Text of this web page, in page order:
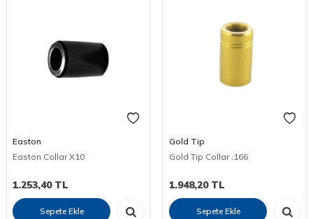
Easton
Easton Collar X10
1.253,40TL
Sepete Ekle
Gold Tip
Gold Tip Collar .166
1.948,20TL
Sepete Ekle